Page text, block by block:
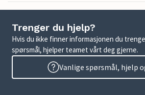
Trenger du hjelp?
Hvis du ikke finner informasjonen du
spørsmål, hjelper teamet vårt deg gjerne.
Vanlige spørsmål, hjelp